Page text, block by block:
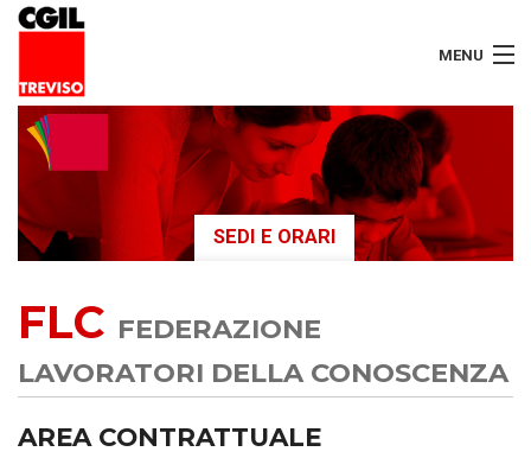
MENU
LAVORATORI
PENSIONATI
SERVIZI
SEGRETERIA
SEDI
SEDI E ORARI
FLC FEDERAZIONE
LAVORATORI DELLA CONOSCENZA
AREA CONTRATTUALE